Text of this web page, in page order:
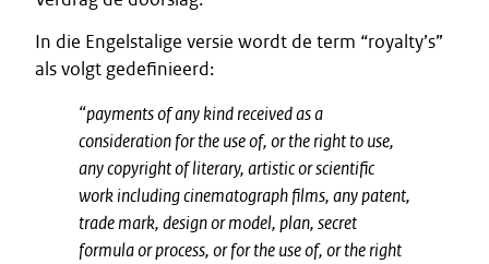
In die Engelstalige versie wordt de term “royalty’s”
als volgt gedefinieerd:
“payments of any kind received as a
consideration for the use of, or the right to use,
any copyright of literary, artistic or scientific
work including cinematograph films, any patent,
trade mark, design or model, plan, secret
formula or process, or for the use of, or the right